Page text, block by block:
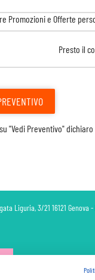
Promozioni e Offerte
Presto il
"Vedi Preventivo"
3/21 16121 Genova -